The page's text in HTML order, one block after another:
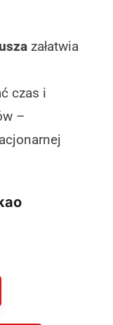
załatwia
czas i
–